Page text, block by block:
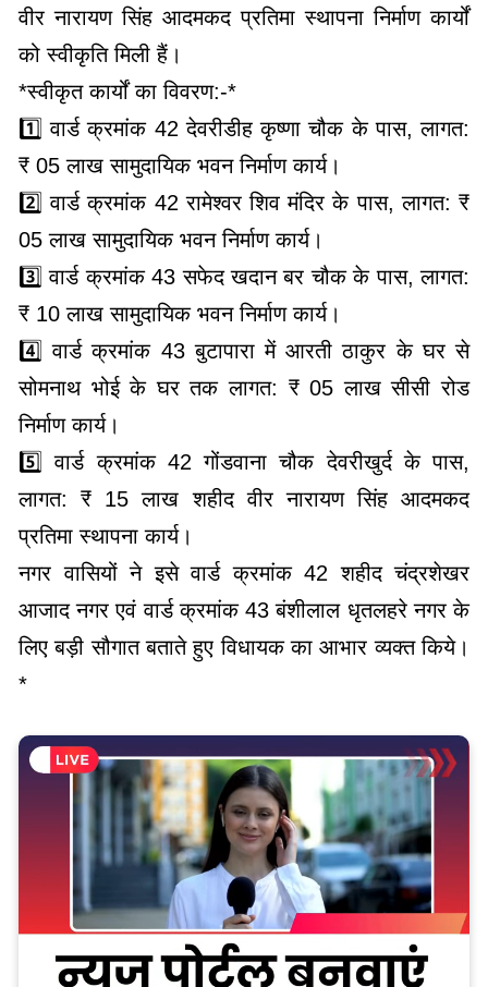
वीर नारायण सिंह आदमकद प्रतिमा स्थापना निर्माण कार्यों
को स्वीकृति मिली हैं।
*स्वीकृत कार्यों का विवरण:-*
1️⃣ वार्ड क्रमांक 42 देवरीडीह कृष्णा चौक के पास, लागत:
₹ 05 लाख सामुदायिक भवन निर्माण कार्य।
2️⃣ वार्ड क्रमांक 42 रामेश्वर शिव मंदिर के पास, लागत: ₹
05 लाख सामुदायिक भवन निर्माण कार्य।
3️⃣ वार्ड क्रमांक 43 सफेद खदान बर चौक के पास, लागत:
₹ 10 लाख सामुदायिक भवन निर्माण कार्य।
4️⃣ वार्ड क्रमांक 43 बुटापारा में आरती ठाकुर के घर से
सोमनाथ भोई के घर तक लागत: ₹ 05 लाख सीसी रोड
निर्माण कार्य।
5️⃣ वार्ड क्रमांक 42 गोंडवाना चौक देवरीखुर्द के पास,
लागत: ₹ 15 लाख शहीद वीर नारायण सिंह आदमकद
प्रतिमा स्थापना कार्य।
नगर वासियों ने इसे वार्ड क्रमांक 42 शहीद चंद्रशेखर
आजाद नगर एवं वार्ड क्रमांक 43 बंशीलाल धृतलहरे नगर के
लिए बड़ी सौगात बताते हुए विधायक का आभार व्यक्त किये।
*